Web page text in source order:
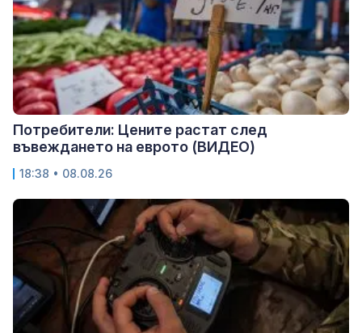
Потребители: Цените растат след
въвеждането на еврото (ВИДЕО)
18:38 • 08.08.26